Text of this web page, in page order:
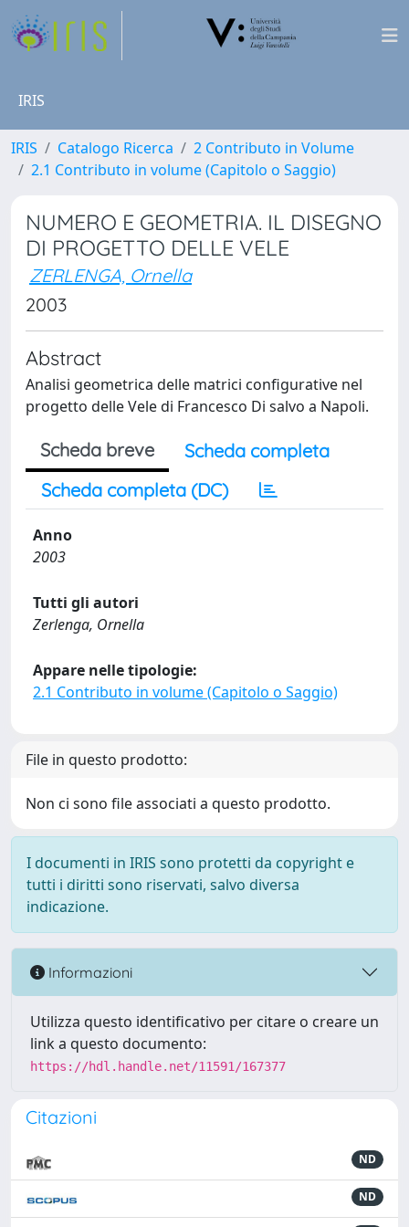
IRIS
IRIS Catalogo Ricerca
2 Contributo in Volume
2.1 Contributo in volume (Capitolo o Saggio)
NUMERO E GEOMETRIA. IL DISEGNO
DI PROGETTO DELLE VELE
ZERLENGA, Ornella
2003
Abstract
Analisi geometrica delle matrici configurative nel
progetto delle Vele di Francesco Di salvo a Napoli.
Scheda breve
Scheda completa
Scheda completa (DC)
Anno
2003
Tutti gli autori
Zerlenga, Ornella
Appare nelle tipologie:
2.1 Contributo in volume (Capitolo o Saggio)
File in questo prodotto:
Non ci sono file associati a questo prodotto.
I documenti in IRIS sono protetti da copyright e
tutti i diritti sono riservati, salvo diversa
indicazione.
Informazioni
Utilizza questo identificativo per citare o creare un
link a questo documento:
https://hdl.handle.net/11591/167377
Citazioni
ND
ND